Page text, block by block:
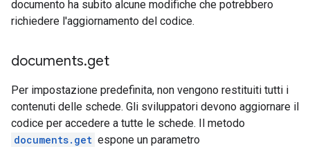
documento ha subito alcune modifiche che potrebbero
richiedere l'aggiornamento del codice.
documents.get
Per impostazione predefinita, non vengono restituiti tutti i
contenuti delle schede. Gli sviluppatori devono aggiornare il
codice per accedere a tutte le schede. Il metodo
documents.get espone un parametro